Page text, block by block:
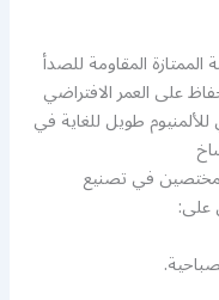
الممتازة المقاومة للصدأ
على العمر الافتراضي
للألمنيوم طويل للغاية في
في تصنيع
على: